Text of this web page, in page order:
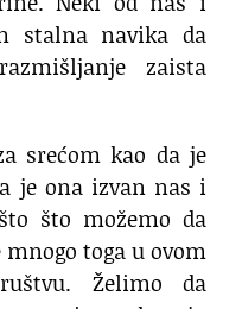
stalna navika da
zaista
srećom kao da je
je ona izvan nas i
što možemo da
toga u ovom
Želimo da